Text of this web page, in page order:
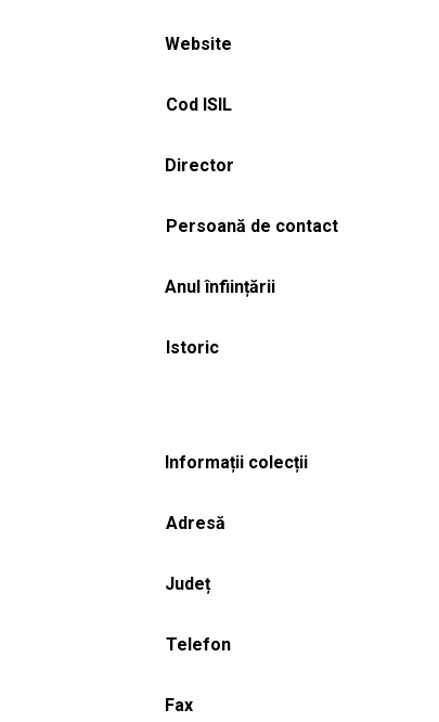
Website
Cod ISIL
Director
Persoană de contact
Anul înființării
Istoric
Informații colecții
Adresă
Județ
Telefon
Fax